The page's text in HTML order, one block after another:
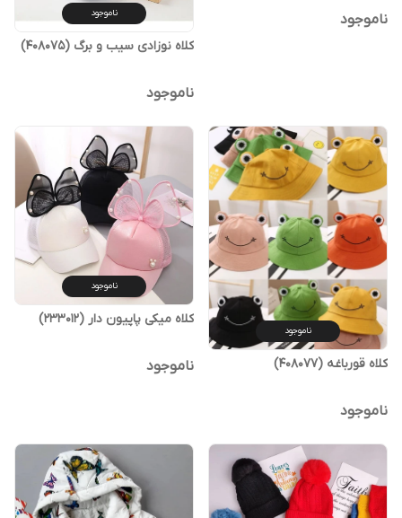
ناموجود ناموجود
کلاه نوزادی سیب و برگ (408075)
ناموجود
ناموجود
کلاه قورباغه (408077)
ناموجود
ناموجود
کلاه میکی پاپیون دار (233012)
ناموجود